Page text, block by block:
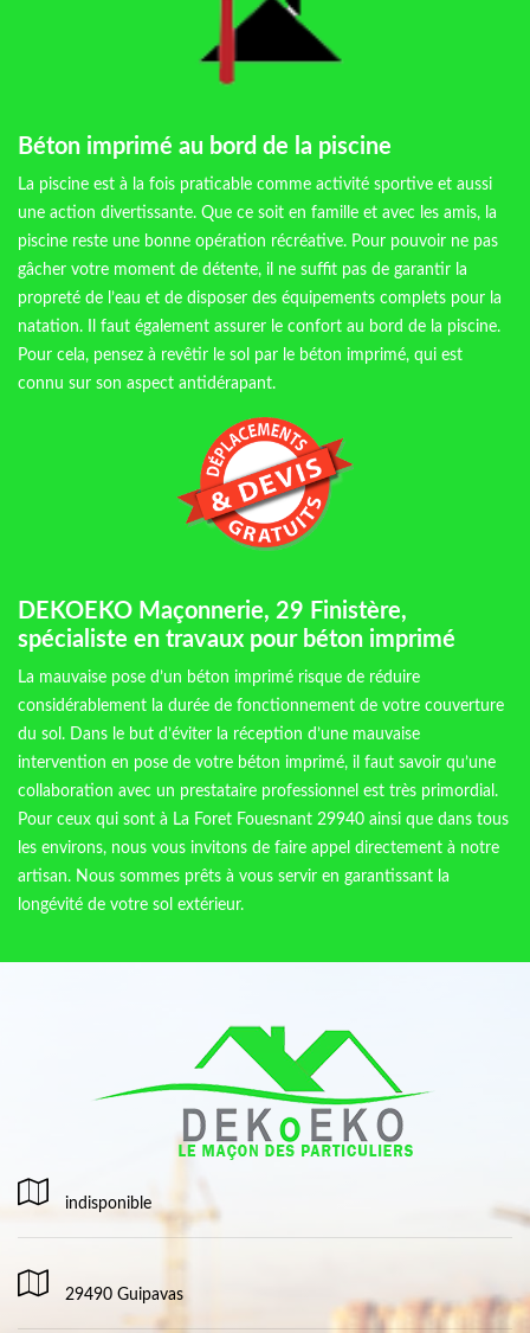
Béton imprimé au bord de la piscine
La piscine est à la fois praticable comme activité sportive et aussi
une action divertissante. Que ce soit en famille et avec les amis, la
piscine reste une bonne opération récréative. Pour pouvoir ne pas
gâcher votre moment de détente, il ne suffit pas de garantir la
propreté de l’eau et de disposer des équipements complets pour la
natation. Il faut également assurer le confort au bord de la piscine.
Pour cela, pensez à revêtir le sol par le béton imprimé, qui est
connu sur son aspect antidérapant.
DEKOEKO Maçonnerie, 29 Finistère,
spécialiste en travaux pour béton imprimé
La mauvaise pose d’un béton imprimé risque de réduire
considérablement la durée de fonctionnement de votre couverture
du sol. Dans le but d’éviter la réception d’une mauvaise
intervention en pose de votre béton imprimé, il faut savoir qu’une
collaboration avec un prestataire professionnel est très primordial.
Pour ceux qui sont à La Foret Fouesnant 29940 ainsi que dans tous
les environs, nous vous invitons de faire appel directement à notre
artisan. Nous sommes prêts à vous servir en garantissant la
longévité de votre sol extérieur.
indisponible
29490 Guipavas